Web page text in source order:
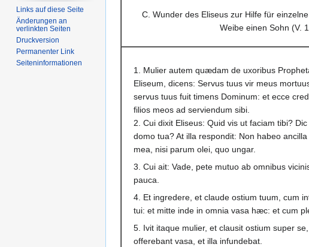
C. Wunder des Eliseus zur Hilfe für
Weibe einen Sohn (V.
1. Mulier autem quædam de uxoribus
Eliseum, dicens: Servus tuus vir meus
servus tuus fuit timens Dominum: et ecce
filios meos ad serviendum sibi.
2. Cui dixit Eliseus: Quid vis ut faciam tibi?
domo tua? At illa respondit: Non habeo
mea, nisi parum olei, quo ungar.
3. Cui ait: Vade, pete mutuo ab omnibus
pauca.
4. Et ingredere, et claude ostium tuum, cum
tui: et mitte inde in omnia vasa hæc: et cum
5. Ivit itaque mulier, et clausit ostium super
offerebant vasa, et illa infundebat.
Links auf diese Seite
Änderungen an
verlinkten Seiten
Druckversion
Permanenter Link
Seiten­­informationen